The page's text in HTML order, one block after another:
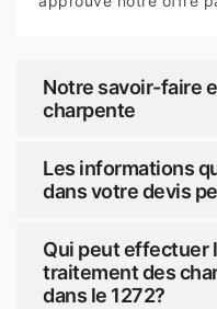
Notre savoir-faire
charpente
Les informations
dans votre devis
Qui peut effectuer
traitement des
dans le 1272?